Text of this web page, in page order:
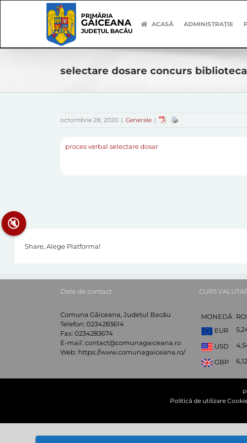
PRIMĂRIA
GĂICEANA
JUDEȚUL BACĂU
ACASĂ ADMINISTRAȚIE
selectare dosare concurs
octombrie 28, 2020 | Generale |
proces verbal selectare dosar
Share, Alege Platforma!
Date de contact
Comuna Găiceana, Județul Bacău
Telefon: 0234283614
Fax: 0234283674
E-mail: contact@comunagaiceana.ro
Web: https://www.comunagaiceana.ro/
CURS
MONEDĂ
EUR
USD
GBP 6,12
Politică de utilizare
🔇